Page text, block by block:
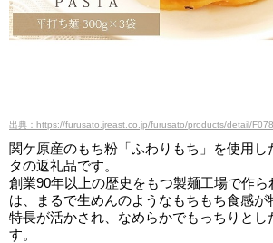
出典：https://furusato.jreast.co.jp/furusato/products/detail/
関ケ原産のもち粉「ふわりもち」を使用し
タの返礼品です。
創業90年以上の歴史をもつ製麺工場で作ら
は、まるで生めんのようなもちもち食感が
特長が活かされ、なめらかでもっちりとし
す。